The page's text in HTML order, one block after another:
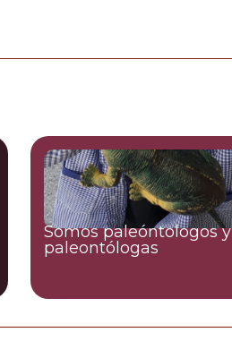
Somos paleóntologos y
paleontólogas